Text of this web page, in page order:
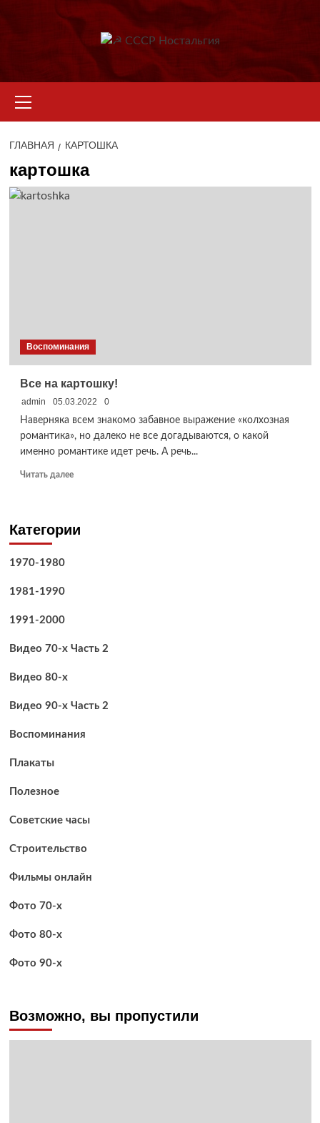
меню
ГЛАВНАЯ КАРТОШКА
картошка
Воспоминания
Все на картошку!
admin 05.03.2022
0
Наверняка всем знакомо забавное выражение «колхозная
романтика», но далеко не все догадываются, о какой
именно романтике идет речь. А речь...
Читать далееПрочитать
на
Категории
1970-1980
1981-1990
1991-2000
Видео 70-х Часть 2
Видео 80-х
Видео 90-х Часть 2
Воспоминания
Плакаты
Полезное
Советские часы
Строительство
Фильмы онлайн
Фото 70-х
Фото 80-х
Фото 90-х
Возможно, вы пропустили